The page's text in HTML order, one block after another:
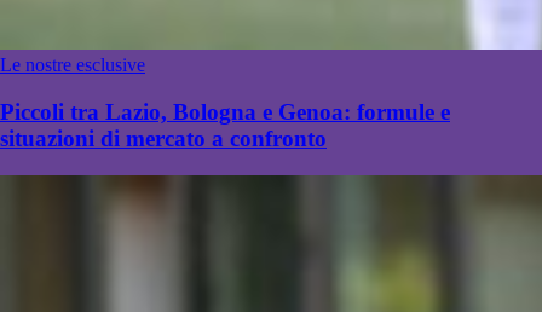
Le nostre esclusive
Piccoli tra Lazio, Bologna e Genoa: formule e
situazioni di mercato a confronto